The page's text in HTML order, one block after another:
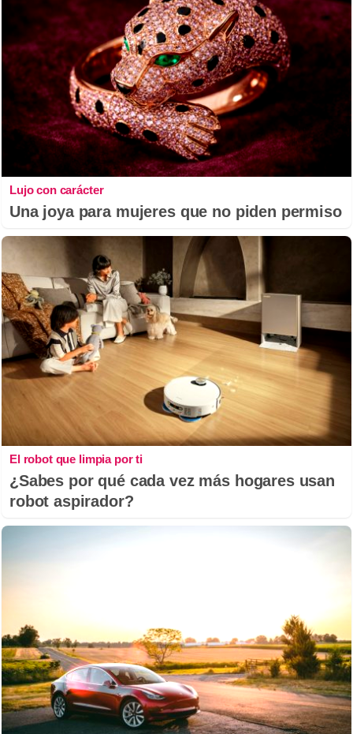
Lujo con carácter
Una joya para mujeres que no piden permiso
El robot que limpia por ti
¿Sabes por qué cada vez más hogares usan
robot aspirador?